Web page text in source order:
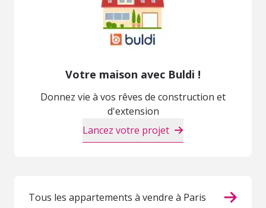
Votre maison avec Buldi !
Donnez vie à vos rêves de construction et
d'extension
Lancez votre projet
Tous les appartements à vendre à Paris